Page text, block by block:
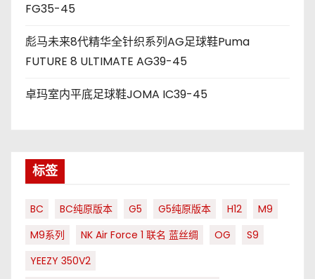
FG35-45
彪马未来8代精华全针织系列AG足球鞋Puma
FUTURE 8 ULTIMATE AG39-45
卓玛室内平底足球鞋JOMA IC39-45
标签
BC BC纯原版本 G5 G5纯原版本 H12
M9
M9系列
NK Air Force 1 联名 蓝丝绸 OG
S9
YEEZY 350V2